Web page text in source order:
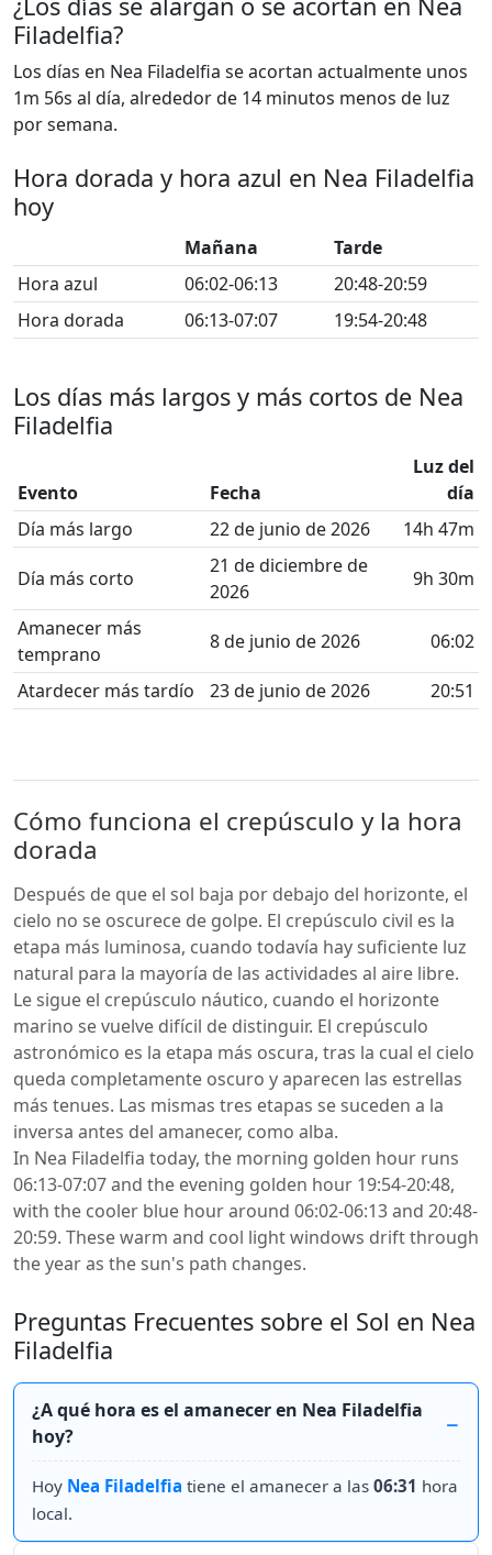
Filadelfia?
Los días en Nea Filadelfia se acortan actualmente unos
1m 56s al día, alrededor de 14 minutos menos de luz
por semana.
Hora dorada y hora azul en Nea Filadelfia
hoy
Mañana
Tarde
Hora azul
06:02-06:13
20:48-20:59
Hora dorada
06:13-07:07 19:54-20:48
Los días más largos y más cortos de Nea
Filadelfia
Evento Fecha
Luz del
día
Día más largo
22 de junio de 2026 14h 47m
Día más corto
21 de diciembre de
2026
9h 30m
Amanecer más
temprano
8 de junio de 2026 06:02
Atardecer más tardío 23 de junio de 2026 20:51
Cómo funciona el crepúsculo y la hora
dorada
Después de que el sol baja por debajo del horizonte, el
cielo no se oscurece de golpe. El crepúsculo civil es la
etapa más luminosa, cuando todavía hay suficiente luz
natural para la mayoría de las actividades al aire libre.
Le sigue el crepúsculo náutico, cuando el horizonte
marino se vuelve difícil de distinguir. El crepúsculo
astronómico es la etapa más oscura, tras la cual el cielo
queda completamente oscuro y aparecen las estrellas
más tenues. Las mismas tres etapas se suceden a la
inversa antes del amanecer, como alba.
In Nea Filadelfia today, the morning golden hour runs
06:13-07:07 and the evening golden hour 19:54-20:48,
with the cooler blue hour around 06:02-06:13 and 20:48-
20:59. These warm and cool light windows drift through
the year as the sun's path changes.
Preguntas Frecuentes sobre el Sol en Nea
Filadelfia
¿A qué hora es el amanecer en Nea Filadelfia
hoy?
Hoy Nea Filadelfia tiene el amanecer a las 06:31 hora
local.